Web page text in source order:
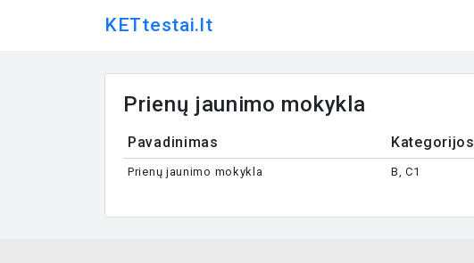
KETtestai.lt
Prienų jaunimo mokykla
Pavadinimas Kategorijos
Prienų jaunimo mokykla B, C1